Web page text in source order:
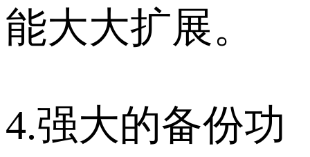
能大大扩展。
4.强大的备份功